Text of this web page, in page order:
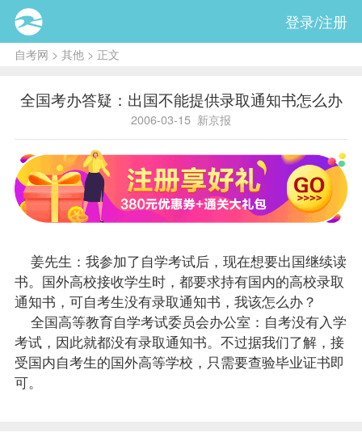
登录/注册
自考网 > 其他 > 正文
全国考办答疑：出国不能提供录取通知书怎么办
2006-03-15 新京报
姜先生：我参加了自学考试后，现在想要出国继续读
书。国外高校接收学生时，都要求持有国内的高校录取
通知书，可自考生没有录取通知书，我该怎么办？
全国高等教育自学考试委员会办公室：自考没有入学
考试，因此就都没有录取通知书。不过据我们了解，接
受国内自考生的国外高等学校，只需要查验毕业证书即
可。